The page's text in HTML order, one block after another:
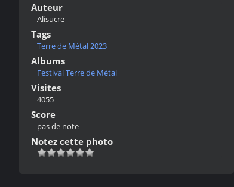
Auteur
Alisucre
Tags
Terre de Métal 2023
Albums
Festival Terre de Métal
Visites
4055
Score
pas de note
Notez cette photo